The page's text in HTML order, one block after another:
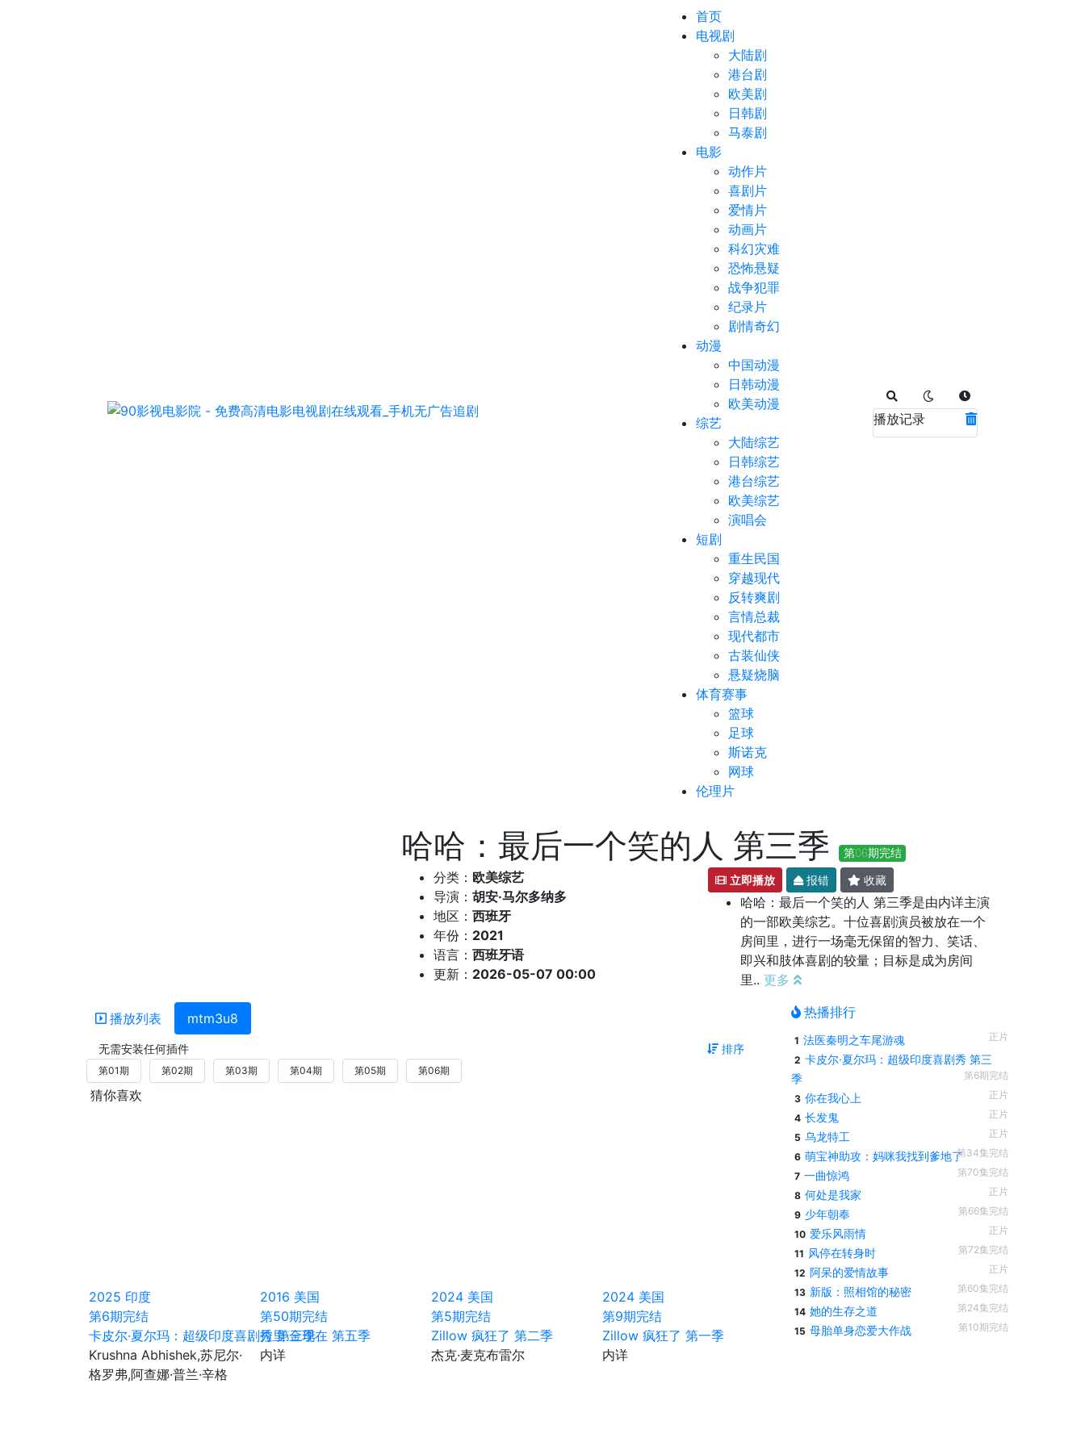
首页
电视剧
大陆剧
港台剧
欧美剧
日韩剧
马泰剧
电影
动作片
喜剧片
爱情片
动画片
科幻灾难
恐怖悬疑
战争犯罪
纪录片
剧情奇幻
动漫
中国动漫
日韩动漫
欧美动漫
综艺
大陆综艺
日韩综艺
港台综艺
欧美综艺
演唱会
短剧
重生民国
穿越现代
反转爽剧
言情总裁
现代都市
古装仙侠
悬疑烧脑
体育赛事
篮球
足球
斯诺克
网球
伦理片
播放记录
哈哈：最后一个笑的人 第三季 第06期完结
分类： 欧美综艺
导演： 胡安·马尔多纳多
地区： 西班牙
年份： 2021
语言： 西班牙语
更新： 2026-05-07 00:00
立即播放 报错 收藏
哈哈：最后一个笑的人 第三季是由内详主演
的一部欧美综艺。十位喜剧演员被放在一个
房间里，进行一场毫无保留的智力、笑话、
即兴和肢体喜剧的较量；目标是成为房间
里.. 更多
播放列表 mtm3u8
无需安装任何插件 排序
第01期 第02期 第03期 第04期 第05期 第06期
猜你喜欢
2025 印度
第6期完结
卡皮尔·夏尔玛：超级印度喜剧秀 第三季
Krushna Abhishek,苏尼尔·
格罗弗,阿查娜·普兰·辛格
2016 美国
第50期完结
拉里·金现在 第五季
内详
2024 美国
第5期完结
Zillow 疯狂了 第二季
杰克·麦克布雷尔
2024 美国
第9期完结
Zillow 疯狂了 第一季
内详
热播排行
1 法医秦明之车尾游魂
正片
2 卡皮尔·夏尔玛：超级印度喜剧秀 第三
季
第6期完结
3 你在我心上
正片
4 长发鬼
正片
5 乌龙特工
正片
6 萌宝神助攻：妈咪我找到爹地了第34集完结
7 一曲惊鸿
第70集完结
8 何处是我家
正片
9 少年朝奉
第66集完结
10 爱乐风雨情
正片
11 风停在转身时
第72集完结
12 阿呆的爱情故事
正片
13 新版：照相馆的秘密
第60集完结
14 她的生存之道
第24集完结
15 母胎单身恋爱大作战 第10期完结